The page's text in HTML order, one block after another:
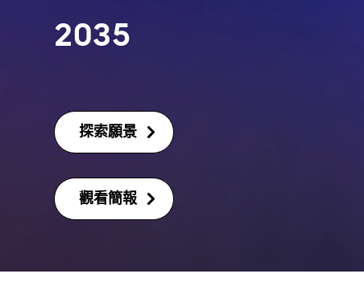
2035
探索願景
觀看簡報